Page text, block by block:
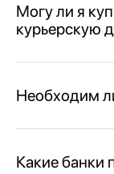
Могу ли я
курьерскую
Необходим
Какие банки